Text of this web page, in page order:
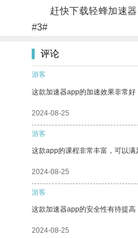
赶快下载轻蜂加速器
#3#
评论
游客
这款加速器app的加速效果非常
2024-08-25
游客
这款app的课程非常丰富，可以满
2024-08-25
游客
这款加速器app的安全性有待提高
2024-08-25